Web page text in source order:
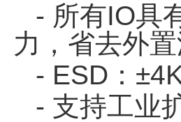
- 所有IO具
力，省去外
- ESD：
- 支持工业